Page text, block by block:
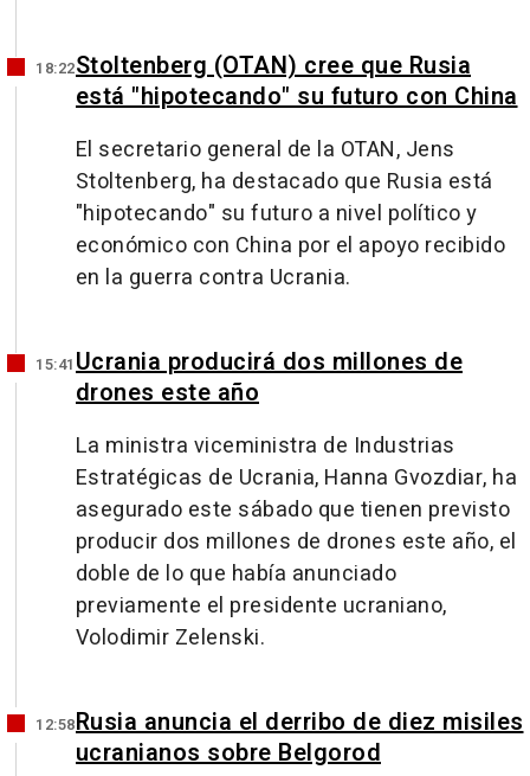
18:22Stoltenberg (OTAN) cree que Rusia
está "hipotecando" su futuro con China
El secretario general de la OTAN, Jens
Stoltenberg, ha destacado que Rusia está
"hipotecando" su futuro a nivel político y
económico con China por el apoyo recibido
en la guerra contra Ucrania.
15:41Ucrania producirá dos millones de
drones este año
La ministra viceministra de Industrias
Estratégicas de Ucrania, Hanna Gvozdiar, ha
asegurado este sábado que tienen previsto
producir dos millones de drones este año, el
doble de lo que había anunciado
previamente el presidente ucraniano,
Volodimir Zelenski.
12:58Rusia anuncia el derribo de diez misiles
ucranianos sobre Belgorod